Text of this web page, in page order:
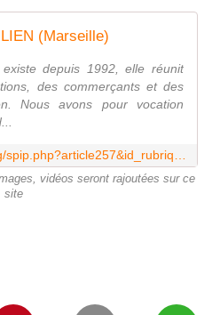
(Marseille)
depuis 1992, elle réunit
des commerçants et des
Nous avons pour vocation
vidéos seront rajoutées sur ce
site